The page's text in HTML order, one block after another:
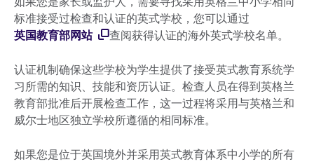
标准接受过检查和认证的英式学校，您可以通过
英国教育部网站
查阅获得认证的海外英式学校名单。
认证机制确保这些学校为学生提供了接受英式教育系统学
习所需的知识、技能和资历认证。检查人员在得到英格兰
教育部批准后开展检查工作，这一过程将采用与英格兰和
威尔士地区独立学校所遵循的相同标准。
如果您是位于英国境外并采用英式教育体系中小学的所有